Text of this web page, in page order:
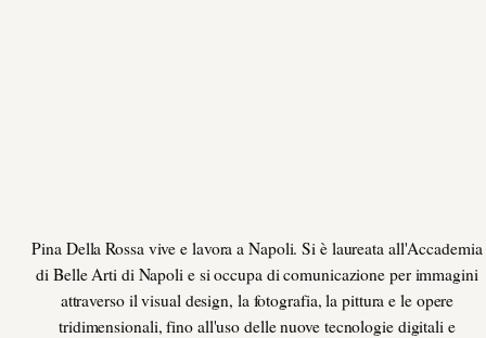
Pina Della Rossa vive e lavora a Napoli. Si è laureata all'Accademia
di Belle Arti di Napoli e si occupa di comunicazione per immagini
attraverso il visual design, la fotografia, la pittura e le opere
tridimensionali, fino all'uso delle nuove tecnologie digitali e